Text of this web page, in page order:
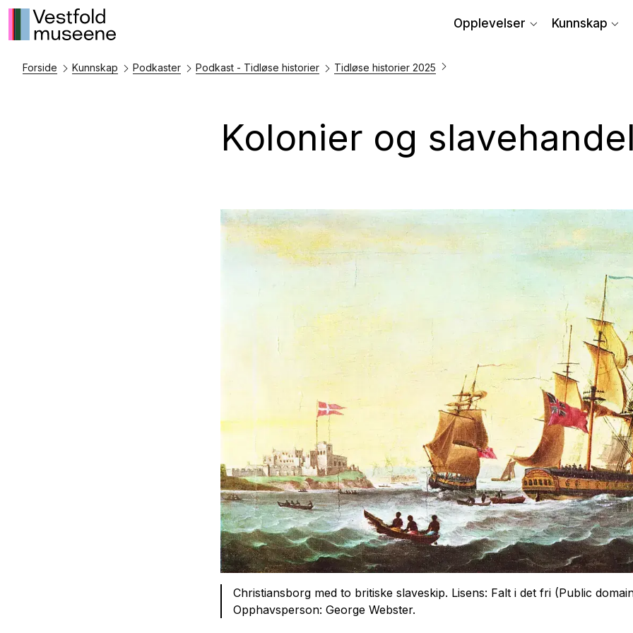
Opplevelser Kunnskap
Forside Kunnskap Podkaster Podkast - Tidløse historier Tidløse historier 2025
Kolonier og
Christiansborg med to britiske slaveskip. Lisens: Falt i det fri (Public
Opphavsperson: George Webster.